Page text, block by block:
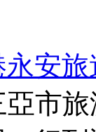
安
旅